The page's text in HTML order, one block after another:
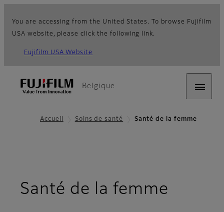
You are accessing from the United States. To browse Fujifilm
USA website, please click the following link.
Fujifilm USA Website
Belgique
Accueil Soins de santé Santé de la femme
Santé de la femme